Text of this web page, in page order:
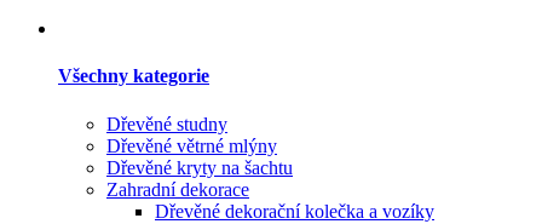
Všechny kategorie
Dřevěné studny
Dřevěné větrné mlýny
Dřevěné kryty na šachtu
Zahradní dekorace
Dřevěné dekorační kolečka a vozíky